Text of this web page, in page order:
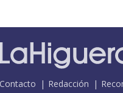
Contacto Redacción